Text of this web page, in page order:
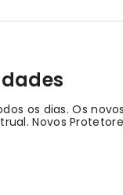
os dias. Os
Novos